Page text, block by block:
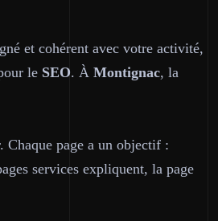
et cohérent avec votre activité,
le SEO. À Montignac, la
Chaque page a un objectif :
services expliquent, la page